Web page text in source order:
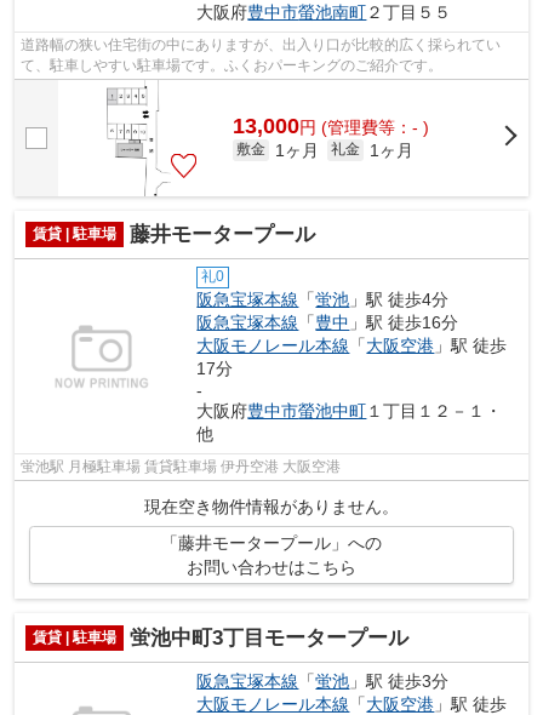
大阪府豊中市螢池南町２丁目５５
道路幅の狭い住宅街の中にありますが、出入り口が比較的広く採られてい
て、駐車しやすい駐車場です。ふくおパーキングのご紹介です。
13,000円 (管理費等：- )
敷金 1ヶ月 礼金 1ヶ月
賃貸 | 駐車場 藤井モータープール
礼0
阪急宝塚本線 「蛍池 」駅 徒歩4分
阪急宝塚本線 「豊中 」駅 徒歩16分
大阪モノレール本線 「大阪空港 」駅 徒歩
17分
-
大阪府豊中市螢池中町１丁目１２－１・
他
蛍池駅 月極駐車場 賃貸駐車場 伊丹空港 大阪空港
現在空き物件情報がありません。
「藤井モータープール」への
お問い合わせはこちら
賃貸 | 駐車場 蛍池中町3丁目モータープール
阪急宝塚本線 「蛍池 」駅 徒歩3分
大阪モノレール本線 「大阪空港 」駅 徒歩